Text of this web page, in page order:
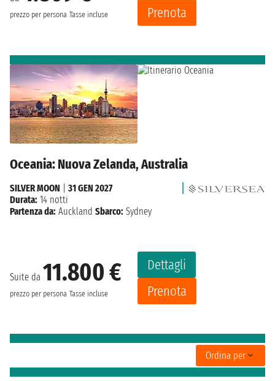
prezzo per persona Tasse incluse
Prenota
Oceania: Nuova Zelanda, Australia
Suite da 11.800 €
prezzo per persona Tasse incluse
Dettagli
Prenota
SILVER MOON
31 GEN 2027
Durata: 14 notti
Partenza da: Auckland Sbarco: Sydney
Ordina per